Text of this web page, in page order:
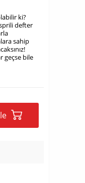
ki?
defter
sahip
geçse bile